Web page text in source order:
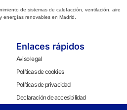
de sistemas de calefacción, ventilación, aire
energías renovables en Madrid.
Enlaces rápidos
Aviso legal
Políticas de cookies
Políticas de privacidad
Declaración de accesibilidad